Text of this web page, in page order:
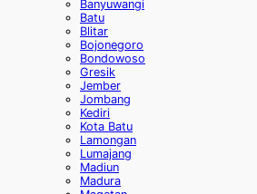
Banyuwangi
Batu
Blitar
Bojonegoro
Bondowoso
Gresik
Jember
Jombang
Kediri
Kota Batu
Lamongan
Lumajang
Madiun
Madura